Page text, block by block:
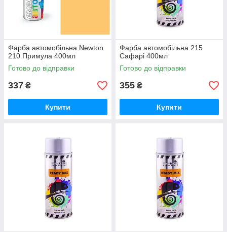
Фарба автомобільна Newton
210 Примула 400мл
Готово до відправки
337 ₴
Купити
Фарба автомобільна 215
Сафарі 400мл
Готово до відправки
355 ₴
Купити